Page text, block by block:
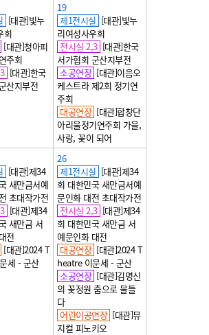
[대관]빛누
회
[대관]청아피
주회
[대관]한국
산지부전
19
제1전시실 [대관]빛누
리여성사우회
전시실 2,3 [대관]한국
서가협회 군산지부전
소공연장 [대관]이음오
케스트라 제2회 정기연
주회
대공연장 [대관]합창단
아리울정기연주회 가을,
사랑, 꽃이 되어
[대관]제34
새만금서예
초대작가전
[대관]제34
새만금 서
전
[대관]2024 T
세 - 군산
26
제1전시실 [대관]제34
회 대한민국 새만금서예
문인화 대전 초대작가전
전시실 2,3 [대관]제34
회 대한민국 새만금 서
예문인화 대전
대공연장 [대관]2024 T
heatre 이문세 - 군산
소공연장 [대관]김명신
의 꽃정원 춤으로 물들
다
어린이공연장 [대관]뮤
지컬 피노키오